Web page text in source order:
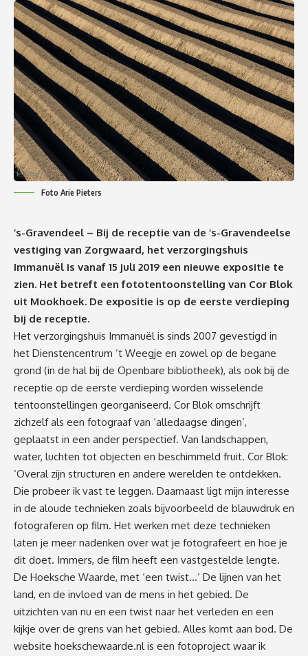
Foto Arie Pieters
‘s-Gravendeel – Bij de receptie van de ‘s-Gravendeelse
vestiging van Zorgwaard, het verzorgingshuis
Immanuël is vanaf 15 juli 2019 een nieuwe expositie te
zien. Het betreft een fototentoonstelling van Cor Blok
uit Mookhoek. De expositie is op de eerste verdieping
bij de receptie.
Het verzorgingshuis Immanuël is sinds 2007 gevestigd in
het Dienstencentrum ’t Weegje en zowel op de begane
grond (in de hal bij de Openbare bibliotheek), als ook bij de
receptie op de eerste verdieping worden wisselende
tentoonstellingen georganiseerd. Cor Blok omschrijft
zichzelf als een fotograaf van ‘alledaagse dingen’,
geplaatst in een ander perspectief. Van landschappen,
water, luchten tot objecten en beschimmeld fruit. Cor Blok:
‘Overal zijn structuren en andere werelden te ontdekken.
Die probeer ik vast te leggen. Daarnaast ligt mijn interesse
in de aloude technieken zoals bijvoorbeeld de blauwdruk en
fotograferen op film. Het werken met deze technieken
laten je meer nadenken over wat je fotografeert en hoe je
dit doet. Immers, de film heeft een vastgestelde lengte.
De Hoeksche Waarde, met ‘een twist…’ De lijnen van het
land, en de invloed van de mens in het gebied. De
uitzichten van nu en een twist naar het verleden en een
kijkje over de grens van het gebied. Alles komt aan bod. De
website hoekschewaarde.nl is een fotoproject waar ik